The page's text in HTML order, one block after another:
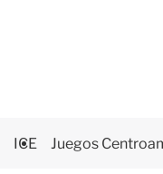
ICE Juegos